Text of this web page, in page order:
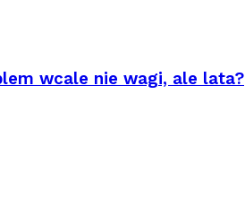
wcale nie wagi, ale lata?